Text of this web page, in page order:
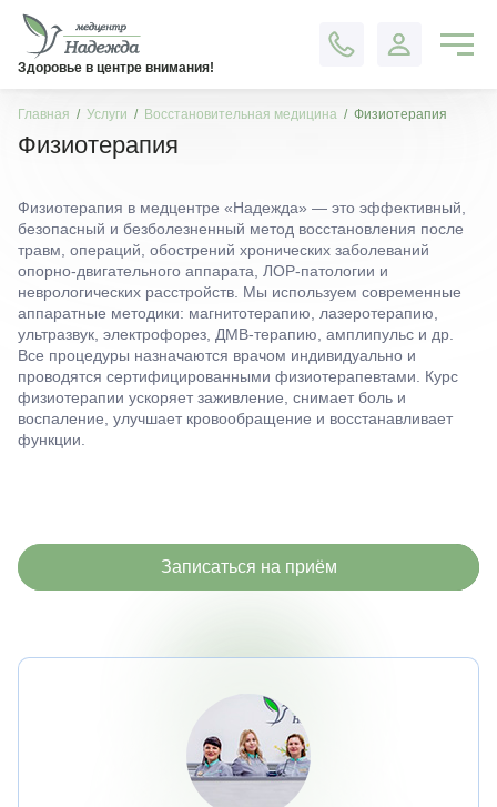
Здоровье в центре внимания!
Контакты
Главная Услуги Восстановительная медицина Физиотерапия
Физиотерапия
Физиотерапия в медцентре «Надежда» — это эффективный,
безопасный и безболезненный метод восстановления после
травм, операций, обострений хронических заболеваний
опорно-двигательного аппарата, ЛОР-патологии и
неврологических расстройств. Мы используем современные
аппаратные методики: магнитотерапию, лазеротерапию,
ультразвук, электрофорез, ДМВ-терапию, амплипульс и др.
Все процедуры назначаются врачом индивидуально и
проводятся сертифицированными физиотерапевтами. Курс
физиотерапии ускоряет заживление, снимает боль и
воспаление, улучшает кровообращение и восстанавливает
функции.
Записаться на приём